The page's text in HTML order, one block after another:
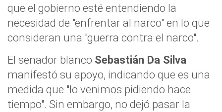
que el gobierno esté entendiendo la
necesidad de "enfrentar al narco" en lo que
consideran una "guerra contra el narco".
El senador blanco Sebastián Da Silva
manifestó su apoyo, indicando que es una
medida que "lo venimos pidiendo hace
tiempo". Sin embargo, no dejó pasar la